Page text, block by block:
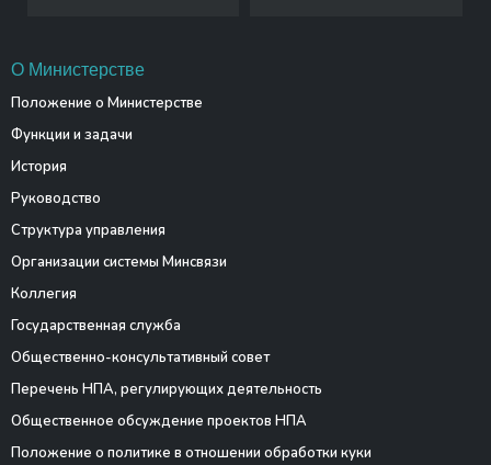
О Министерстве
Положение о Министерстве
Функции и задачи
История
Руководство
Структура управления
Организации системы Минсвязи
Коллегия
Государственная служба
Общественно-консультативный совет
Перечень НПА, регулирующих деятельность
Общественное обсуждение проектов НПА
Положение о политике в отношении обработки куки